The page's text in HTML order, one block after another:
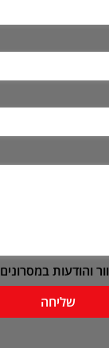
והודעות במסרונים
שליחה